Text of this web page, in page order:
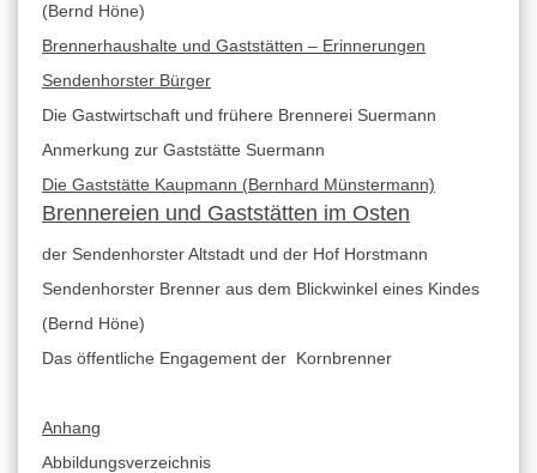
(Bernd Höne)
Brennerhaushalte und Gaststätten – Erinnerungen
Sendenhorster Bürger
Die Gastwirtschaft und frühere Brennerei Suermann
Anmerkung zur Gaststätte Suermann
Die Gaststätte Kaupmann (Bernhard Münstermann)
Brennereien und Gaststätten im Osten
der Sendenhorster Altstadt und der Hof Horstmann
Sendenhorster Brenner aus dem Blickwinkel eines Kindes
(Bernd Höne)
Das öffentliche Engagement der Kornbrenner
Anhang
Abbildungsverzeichnis